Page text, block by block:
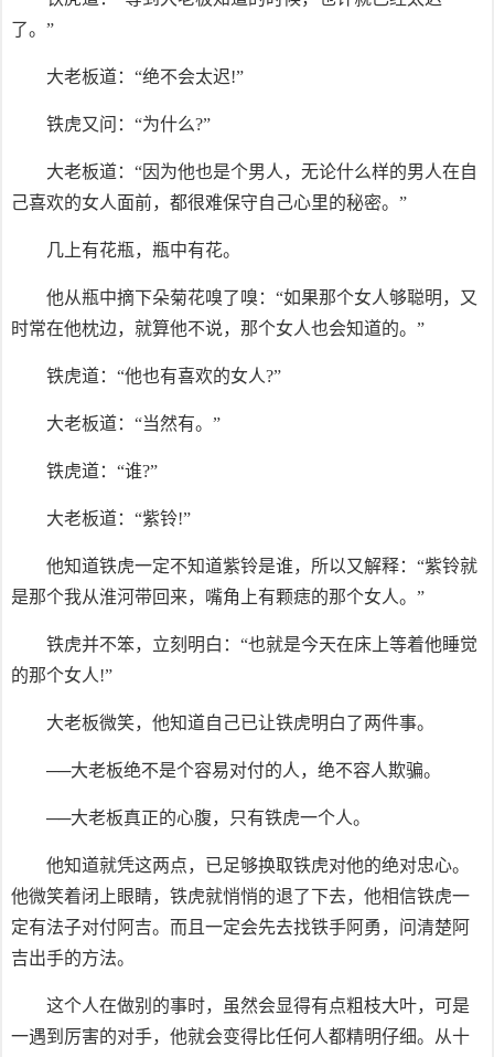
了。”
大老板道：“绝不会太迟!”
铁虎又问：“为什么?”
大老板道：“因为他也是个男人，无论什么样的男人在自
己喜欢的女人面前，都很难保守自己心里的秘密。”
几上有花瓶，瓶中有花。
他从瓶中摘下朵菊花嗅了嗅：“如果那个女人够聪明，又
时常在他枕边，就算他不说，那个女人也会知道的。”
铁虎道：“他也有喜欢的女人?”
大老板道：“当然有。”
铁虎道：“谁?”
大老板道：“紫铃!”
他知道铁虎一定不知道紫铃是谁，所以又解释：“紫铃就
是那个我从淮河带回来，嘴角上有颗痣的那个女人。”
铁虎并不笨，立刻明白：“也就是今天在床上等着他睡觉
的那个女人!”
大老板微笑，他知道自己已让铁虎明白了两件事。
──大老板绝不是个容易对付的人，绝不容人欺骗。
──大老板真正的心腹，只有铁虎一个人。
他知道就凭这两点，已足够换取铁虎对他的绝对忠心。
他微笑着闭上眼睛，铁虎就悄悄的退了下去，他相信铁虎一
定有法子对付阿吉。而且一定会先去找铁手阿勇，问清楚阿
吉出手的方法。
这个人在做别的事时，虽然会显得有点粗枝大叶，可是
一遇到厉害的对手，他就会变得比任何人都精明仔细。从十